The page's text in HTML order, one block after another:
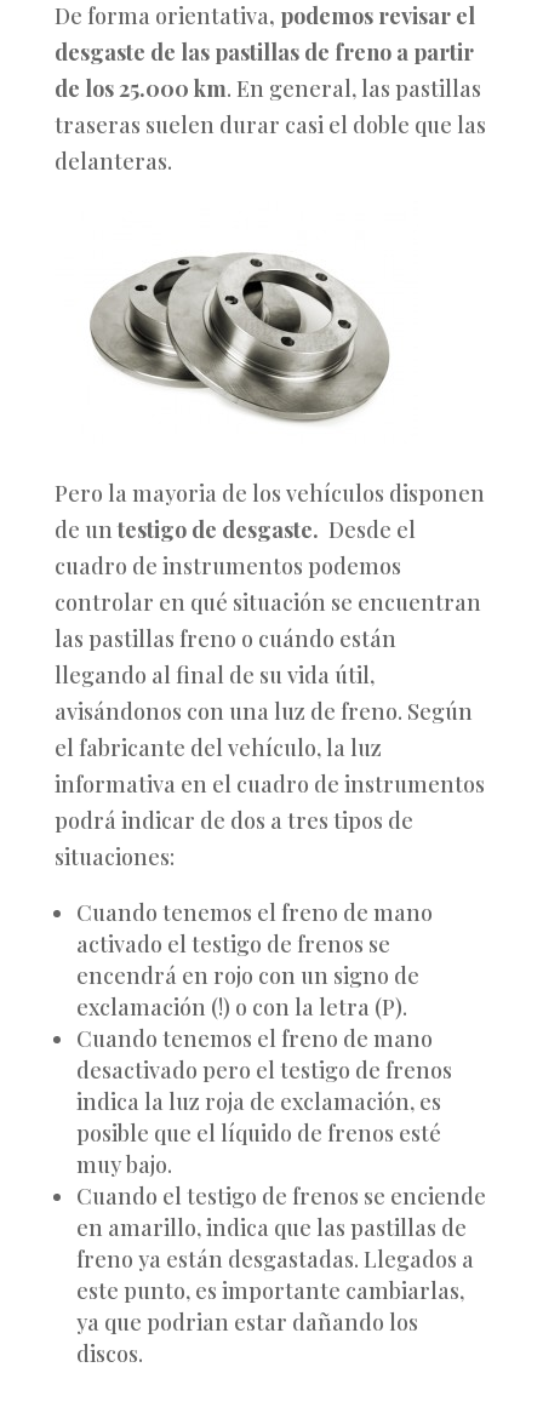
De forma orientativa, podemos revisar el
desgaste de las pastillas de freno a partir
de los 25.000 km. En general, las pastillas
traseras suelen durar casi el doble que las
delanteras.
Pero la mayoria de los vehículos disponen
de untestigo de desgaste. Desde el
cuadro de instrumentos podemos
controlar en qué situación se encuentran
las pastillas freno o cuándo están
llegando al final de su vida útil,
avisándonos con una luz de freno. Según
el fabricante del vehículo, la luz
informativa en el cuadro de instrumentos
podrá indicar de dos a tres tipos de
situaciones:
Cuando tenemos el freno de mano
activado el testigo de frenos se
encendrá en rojo con un signo de
exclamación (!) o con la letra (P).
Cuando tenemos el freno de mano
desactivado pero el testigo de frenos
indica la luz roja de exclamación, es
posible que el líquido de frenos esté
muy bajo.
Cuando el testigo de frenos se enciende
en amarillo, indica que las pastillas de
freno ya están desgastadas. Llegados a
este punto, es importante cambiarlas,
ya que podrian estar dañando los
discos.